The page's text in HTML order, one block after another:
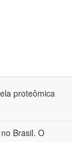
proteômica
Brasil. O